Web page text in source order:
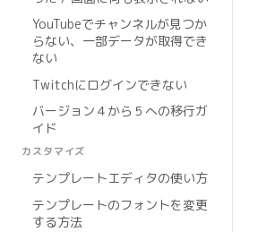
YouTubeでチャンネルが見つか
らない、一部データが取得でき
ない
Twitchにログインできない
バージョン４から５への移行ガ
イド
カスタマイズ
テンプレートエディタの使い方
テンプレートのフォントを変更
する方法